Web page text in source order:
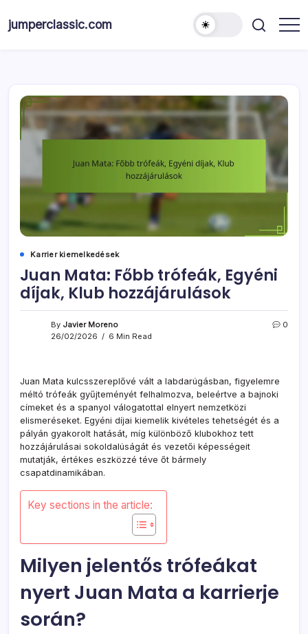
jumperclassic.com
Karrier kiemelkedések
Juan Mata: Főbb trófeák, Egyéni
díjak, Klub hozzájárulások
By Javier Moreno
26/02/2026
6 Min Read
0
Juan Mata kulcsszereplővé vált a labdarúgásban, figyelemre
méltó trófeák gyűjteményét felhalmozva, beleértve a bajnoki
címeket és a spanyol válogatottal elnyert nemzetközi
elismeréseket. Egyéni díjai kiemelik kivételes tehetségét és a
pályán gyakorolt hatását, míg különböző klubokhoz tett
hozzájárulásai sokoldalúságát és vezetői képességeit
mutatják, értékes eszközzé téve őt bármely
csapatdinamikában.
Key sections in the article:
Milyen jelentős trófeákat
nyert Juan Mata a karrierje
során?